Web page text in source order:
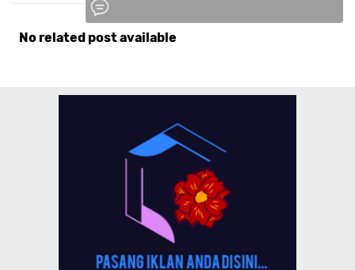
No related post available